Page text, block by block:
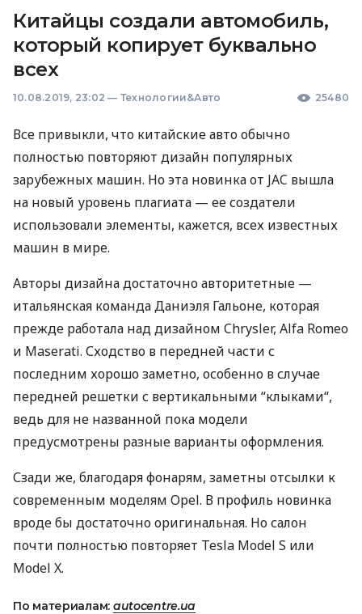
Китайцы создали автомобиль,
который копирует буквально
всех
10.08.2019, 23:02 — Технологии&Авто 25480
Все привыкли, что китайские авто обычно
полностью повторяют дизайн популярных
зарубежных машин. Но эта новинка от JAC вышла
на новый уровень плагиата — ее создатели
использовали элементы, кажется, всех известных
машин в мире.
Авторы дизайна достаточно авторитетные —
итальянская команда Даниэля Гальоне, которая
прежде работала над дизайном Chrysler, Alfa Romeo
и Maserati. Сходство в передней части с
последним хорошо заметно, особенно в случае
передней решетки с вертикальными “клыками“,
ведь для не названной пока модели
предусмотрены разные варианты оформления.
Сзади же, благодаря фонарям, заметны отсылки к
современным моделям Opel. В профиль новинка
вроде бы достаточно оригинальная. Но салон
почти полностью повторяет Tesla Model S или
Model X.
По материалам: autocentre.ua